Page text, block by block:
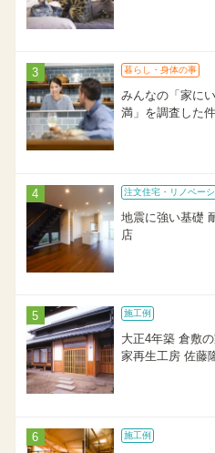
暮らし・身体の事
みんなの「家に
満」を調査した件
注文住宅・リノベー
地震に強い基礎
店
施工例
大正4年築 倉敷
家再生工房 佐藤
施工例